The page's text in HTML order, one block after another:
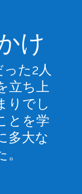
け
た2人
立ち上
りでし
とを学
多大な